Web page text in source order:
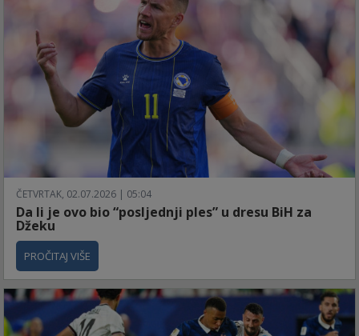
ČETVRTAK, 02.07.2026 | 05:04
Da li je ovo bio “posljednji ples” u dresu BiH za
Džeku
PROČITAJ VIŠE